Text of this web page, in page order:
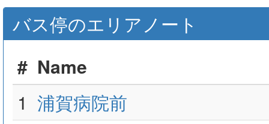
バス停のエリアノート
# Name
1 浦賀病院前